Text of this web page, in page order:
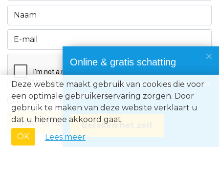
Online & gratis schatting
Benieuwd naar de waarde van jouw
eigendom?
Bereken het zelf
Ik ga akkoord met de privacyvoorwaarden
Inschrijven
Deze website maakt gebruik van cookies die voor
een optimale gebruikerservaring zorgen. Door
gebruik te maken van deze website verklaart u
dat u hiermee akkoord gaat.
OK
Lees meer